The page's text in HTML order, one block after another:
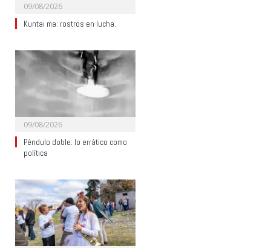
09/08/2026
Kuntai ma: rostros en lucha.
09/08/2026
Péndulo doble: lo errático como
política